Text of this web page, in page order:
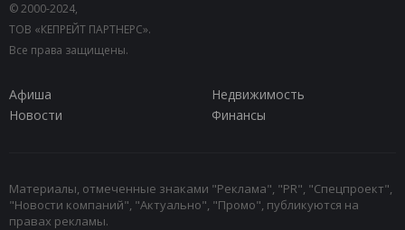
© 2000-2024,
ТОВ «КЕПРЕЙТ ПАРТНЕРС».
Все права защищены.
Афиша
Недвижимость
Новости
Финансы
Материалы, отмеченные знаками "Реклама", "PR", "Спецпроект",
"Новости компаний", "Актуально", "Промо", публикуются на
правах рекламы.